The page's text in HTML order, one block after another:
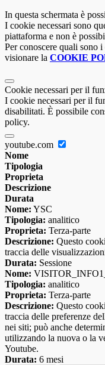
In questa schermata è
I cookie necessari sono
piattaforma e non è
Per conoscere quali sono
visionare la COOKIE
Cookie necessari per il
I cookie necessari per il
disabilitati. È possibile
policy.
youtube.com
Nome
Tipologia
Proprieta
Descrizione
Durata
Nome: YSC
Tipologia: analitico
Proprieta: Terza-parte
Descrizione: Questo
traccia delle
Durata: Sessione
Nome:
Tipologia: analitico
Proprieta: Terza-parte
Descrizione: Questo
traccia delle preferenze
nei siti; può anche
utilizzando la nuova o la
Youtube.
Durata: 6 mesi